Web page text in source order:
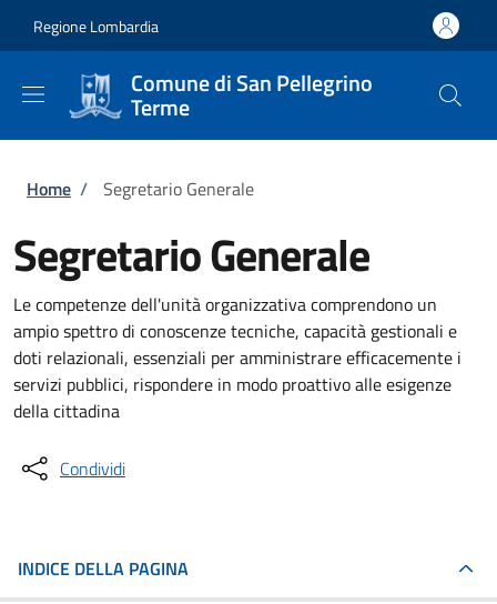
Regione Lombardia
Comune di San Pellegrino
Terme
Briciole di pane
Home / Segretario Generale
Segretario Generale
Le competenze dell'unità organizzativa comprendono un
ampio spettro di conoscenze tecniche, capacità gestionali e
doti relazionali, essenziali per amministrare efficacemente i
servizi pubblici, rispondere in modo proattivo alle esigenze
della cittadina
Condividi
INDICE DELLA PAGINA